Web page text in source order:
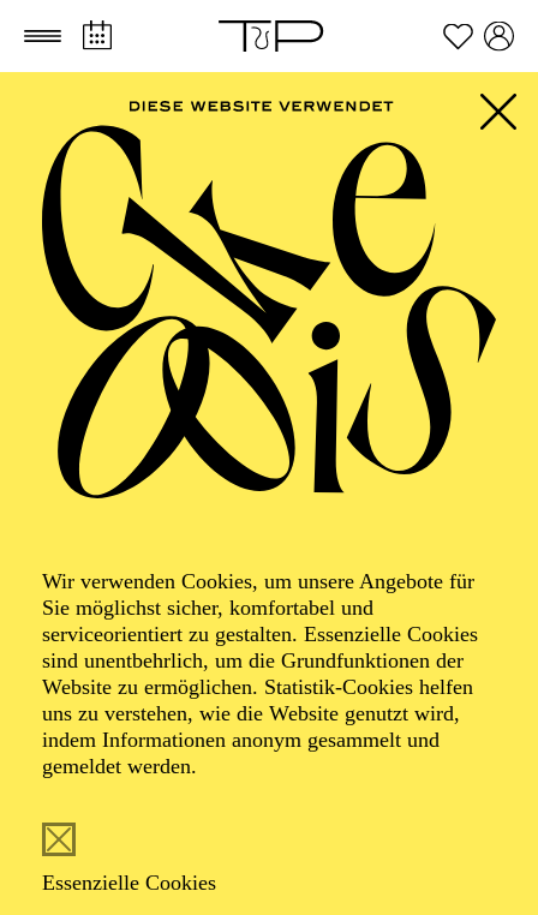
Zum Hauptinhalt springen Zum Footer springen
Wir verwenden Cookies, um unsere Angebote für
Sie möglichst sicher, komfortabel und
serviceorientiert zu gestalten. Essenzielle Cookies
sind unentbehrlich, um die Grundfunktionen der
Website zu ermöglichen. Statistik-Cookies helfen
uns zu verstehen, wie die Website genutzt wird,
indem Informationen anonym gesammelt und
gemeldet werden.
Essenzielle Cookies
SCHAUSPIEL ESSEN
Am Königs­weg/­
End­sieg
von Elfriede Jelinek
PREMIERE